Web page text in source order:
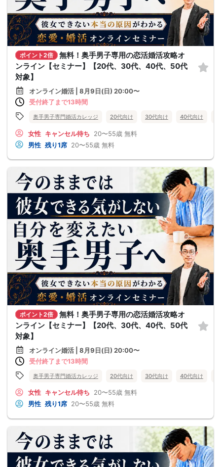
ポイント2倍
無料！奥手男子専用の恋活婚活攻略オ
ンライン【セミナー】【20代、30代、40代、50代
対象】
オンライン婚活 | 8月9日(日) 20:00〜
受付終了まで13時間
奥手男子専門婚活カレッジ 20代向け 30代向け 40代向け
女性 キャンセル待ち 20〜55歳 無料
男性 残り1席 20〜55歳 無料
ポイント2倍
無料！奥手男子専用の恋活婚活攻略オ
ンライン【セミナー】【20代、30代、40代、50代
対象】
オンライン婚活 | 8月9日(日) 20:00〜
受付終了まで13時間
奥手男子専門婚活カレッジ 20代向け 30代向け 40代向け
女性 キャンセル待ち 20〜55歳 無料
男性 残り1席 20〜55歳 無料